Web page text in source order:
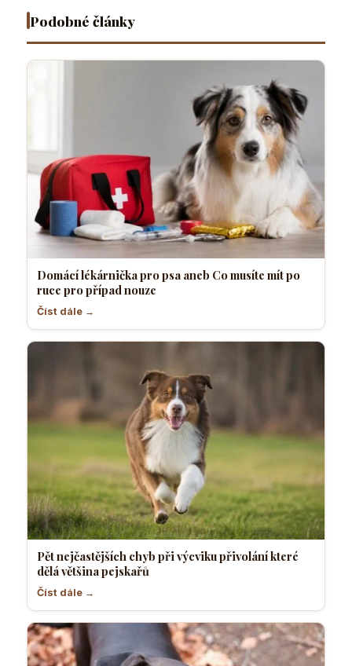
nouze
Podobné články
Domácí lékárnička pro psa aneb Co musíte mít po
ruce pro případ nouze
Číst dále →
Pět nejčastějších chyb při výcviku přivolání které
dělá většina pejskařů
Číst dále →